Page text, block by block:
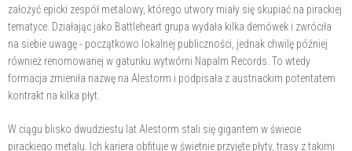
założyć epicki zespół metalowy, którego utwory miały się skupiać na pirackiej
tematyce. Działając jako Battleheart grupa wydała kilka demówek i zwróciła
na siebie uwagę - początkowo lokalnej publiczności, jednak chwilę później
również renomowanej w gatunku wytwórni Napalm Records. To wtedy
formacja zmieniła nazwę na Alestorm i podpisała z austriackim potentatem
kontrakt na kilka płyt.
W ciągu blisko dwudziestu lat Alestorm stali się gigantem w świecie
pirackiego metalu. Ich kariera obfituje w świetnie przyjęte płyty, trasy z takimi